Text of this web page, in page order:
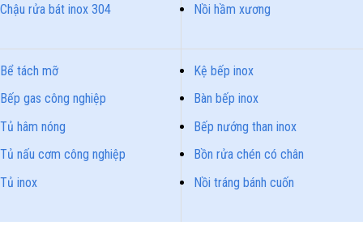
Chậu rửa bát inox 304
Nồi hầm xương
Bể tách mỡ
Bếp gas công nghiệp
Tủ hâm nóng
Tủ nấu cơm công nghiệp
Tủ inox
Kệ bếp inox
Bàn bếp inox
Bếp nướng than inox
Bồn rửa chén có chân
Nồi tráng bánh cuốn